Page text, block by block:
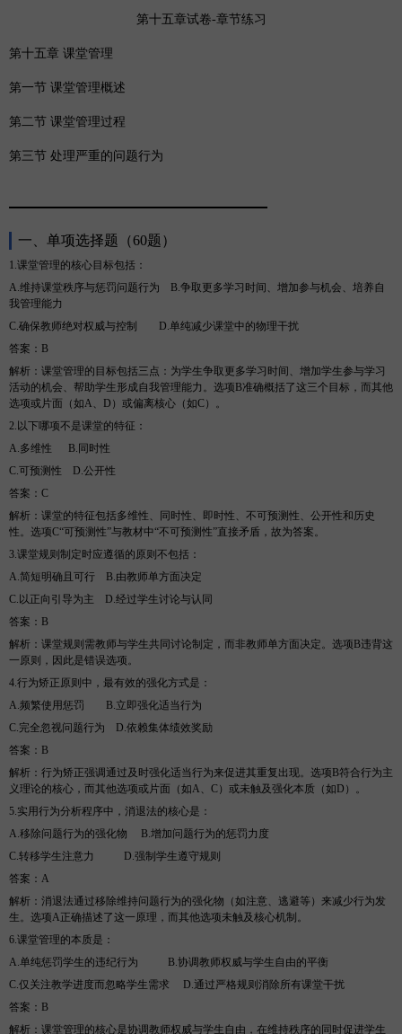
第十五章试卷-章节练习
第十五章 课堂管理
第一节 课堂管理概述
第二节 课堂管理过程
第三节 处理严重的问题行为
一、 单项选择题（60题）
1.课堂管理的核心目标包括 ：
A.维持课堂秩序与惩罚问题行为
B.争取更多学习时间、增加参与机会、培养自
我管理能力
C.确保教师绝对权威与控制
D.单纯减少课堂中的物理干扰
答案 ： B
解析 ：课堂管理的目标包括三点：为学生争取更多学习时间、增加学生参与学习
活动的机会、帮助学生形成自我管理能力。选项 B准确概括了这三个目标，而其他
选项或片面（如A、D）或偏离核心（如C）。
2.以下哪项不是课堂的特征 ：
A.多维性
B.同时性
C.可预测性
D.公开性
答案 ： C
解析 ：课堂的特征包括多维性、同时性、即时性、不可预测性、公开性和历史
性。选项C“可预测性”与教材中“不可预测性”直接矛盾，故为答案。
3.课堂规则制定时应遵循的原则不包括 ：
A.简短明确且可行
B.由教师单方面决定
C.以正向引导为主
D.经过学生讨论与认同
答案 ： B
解析 ：课堂规则需教师与学生共同讨论制定，而非教师单方面决定。选项 B违背这
一原则，因此是错误选项。
4.行为矫正原则中，最有效的强化方式是 ：
A.频繁使用惩罚
B.立即强化适当行为
C.完全忽视问题行为
D.依赖集体绩效奖励
答案 ： B
解析 ：行为矫正强调通过及时强化适当行为来促进其重复出现。选项 B符合行为主
义理论的核心，而其他选项或片面（如A、C）或未触及强化本质（如D）。
5.实用行为分析程序中，消退法的核心是 ：
A.移除问题行为的强化物
B.增加问题行为的惩罚力度
C.转移学生注意力
D.强制学生遵守规则
答案 ： A
解析 ：消退法通过移除维持问题行为的强化物（如注意、逃避等）来减少行为发
生。选项A正确描述了这一原理，而其他选项未触及核心机制。
6.课堂管理的本质是 ：
A.单纯惩罚学生的违纪行为
B.协调教师权威与学生自由的平衡
C.仅关注教学进度而忽略学生需求
D.通过严格规则消除所有课堂干扰
答案 ： B
解析 ：课堂管理的核心是协调教师权威与学生自由，在维持秩序的同时促进学生